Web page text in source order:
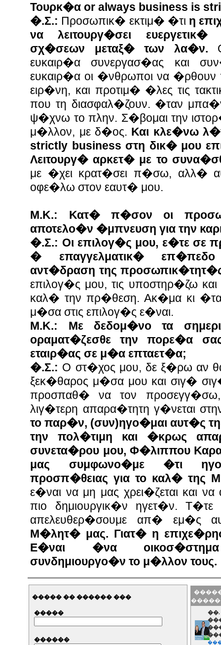
Τουρκ�α or always business is
�.Σ.: Προσωπικ� εκτιμ� �τι η
να λειτουργ�σει
σχ�σεων μεταξ� των λα�ν.
ευκαιρ�α συνεργασ�ας και
ευκαιρ�α οι �νθρωποι να �ρθουν
ειρ�νη, και προτιμ� �λες τις
που τη διασφαλ�ζουν. �ταν
ψ�χνω το πλην. Σ�βομαι την
μ�λλον, με δ�ος. Και κλε�νω
strictly business στη δικ� μου
Λειτουργ� αρκετ� με το
με �χει κρατ�σει π�σω, αλλ�
οφε�λω στον εαυτ� μου.
Μ.Κ.: Κατ� π�σον οι
αποτελο�ν �μπνευση για την
�.Σ.: Οι επιλογ�ς μου, ε�τε σε
� επαγγελματικ�
αντ�δραση της
επιλογ�ς μου, τις υποστηρ�ζω
καλ� την πρ�θεση. Ακ�μα κι
μ�σα στις επιλογ�ς ε�ναι.
Μ.Κ.: Με δεδομ�νο τα
οραματ�ζεσθε την πορε�α
εταιρ�ας σε μ�α επταετ�α;
�.Σ.: Ο στ�χος μου, δε ξ�ρω αν
ξεκ�θαρος μ�σα μου και σιγ�
προσπαθ� να τον
λιγ�τερη απαρα�τητη γ�νεται
το παρ�ν, (συν)ηγο�μαι αυτ�ς
την πολ�τιμη και �κρως
συνετα�ρου μου, Φ�λιππου
μας συμφωνο�με �τι
προσπ�θειας για το καλ� της
ε�ναι να μη μας χρει�ζεται και
πιο δημιουργικ�ν ηγετ�ν.
απελευθερ�σουμε απ� εμ�ς
Μ�λητ� μας. Γιατ� η
Ε�ναι �να
συνδημιουργο�ν το μ�λλον τους.
����� �� ������ ���
�����
������